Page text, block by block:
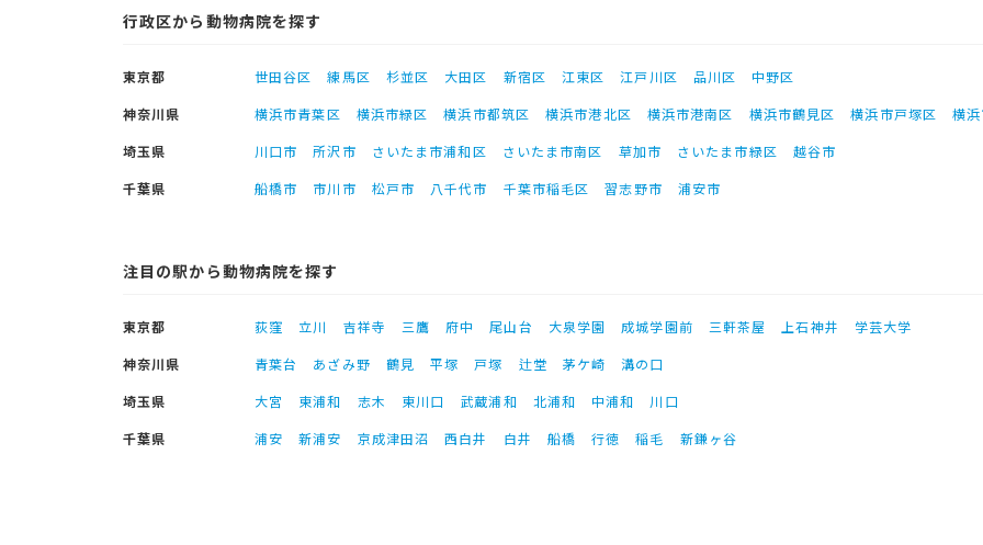
行政区から動物病院を探す
東京都 世田谷区 練馬区 杉並区 大田区 新宿区 江東区 江戸川区 品川区
中野区
神奈川県
横浜市青葉区 横浜市緑区 横浜市都筑区 横浜市港北区 横浜市港南区 横浜市鶴見区 横浜市戸塚区
横
埼玉県
川口市 所沢市 さいたま市浦和区 さいたま市南区 草加市 さいたま市緑区
越谷市
千葉県
船橋市 市川市 松戸市 八千代市 千葉市稲毛区 習志野市 浦安市
注目の駅から動物病院を探す
東京都 荻窪 立川 吉祥寺 三鷹 府中 尾山台 大泉学園 成城学園前 三軒茶屋 上石神井
学芸大学
神奈川県
青葉台 あざみ野 鶴見 平塚 戸塚 辻堂 茅ケ崎
溝の口
埼玉県
大宮 東浦和 志木 東川口 武蔵浦和 北浦和 中浦和
川口
千葉県
浦安 新浦安 京成津田沼 西白井 白井 船橋 行徳 稲毛 新鎌ヶ谷